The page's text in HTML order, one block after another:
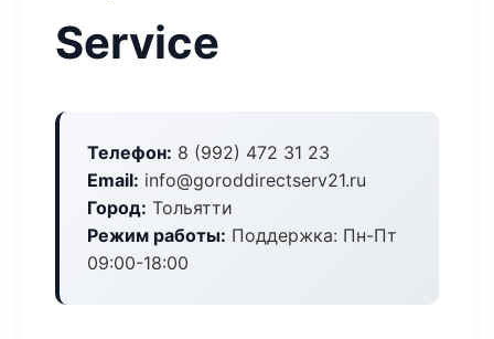
Service
Телефон: 8 (992) 472 31 23
Email: info@goroddirectserv21.ru
Город: Тольятти
Режим работы: Поддержка: Пн-Пт
09:00-18:00